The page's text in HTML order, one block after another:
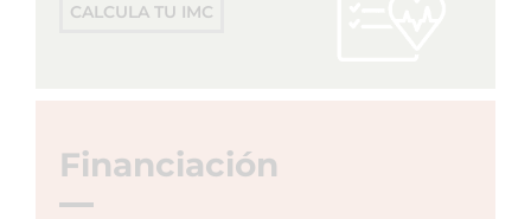
CALCULA TU IMC
Financiación